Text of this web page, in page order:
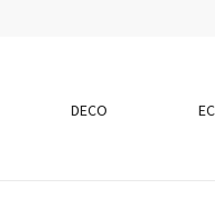
DECO